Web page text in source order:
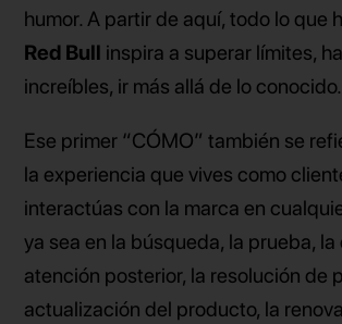
humor. A partir de aquí, todo lo que
Red Bull inspira a superar límites,
increíbles, ir más allá de lo
Ese primer “CÓMO” también se
la experiencia que vives como
interactúas con la marca en
ya sea en la búsqueda, la prueba, la
atención posterior, la resolución de
actualización del producto, la